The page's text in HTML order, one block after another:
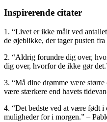
Inspirerende citater
1. “Livet er ikke målt ved
de øjeblikke, der tager pusten
2. “Aldrig forundre dig over,
dig over, hvorfor de ikke gør
3. “Må dine drømme være
være stærkere end havets
4. “Det bedste ved at være født i
muligheder for i morgen.” –